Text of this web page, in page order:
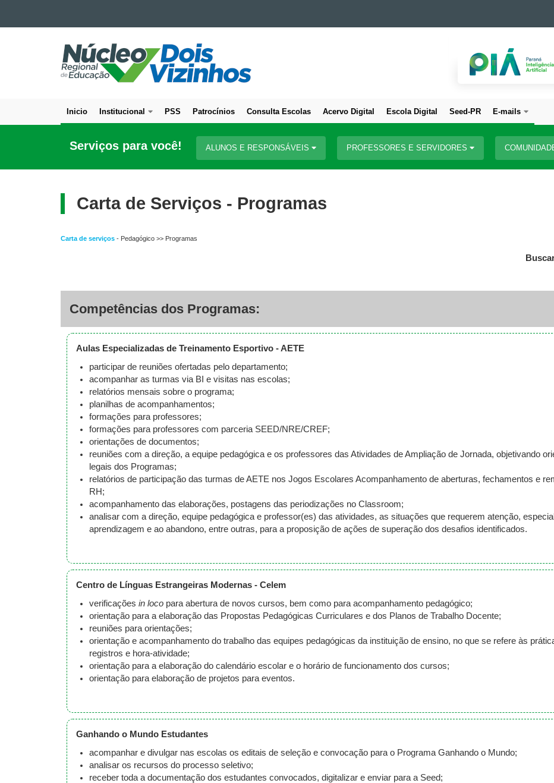
Ir para a navegação
Ir para a busca
NÚCLEO
REGIONAL
DE
DOIS
Navegação
principal
Inicio Institucional PSS Patrocínios Consulta Escolas Acervo Digital Escola Digital Seed-PR E-mails
Serviços para você! ALUNOS E RESPONSÁVEIS PROFESSORES E SERVIDORES
Carta de Serviços - Programas
Carta de serviços - Pedagógico >> Programas
Competências dos Programas:
Aulas Especializadas de Treinamento Esportivo - AETE
participar de reuniões ofertadas pelo departamento;
acompanhar as turmas via BI e visitas nas escolas;
relatórios mensais sobre o programa;
planilhas de acompanhamentos;
formações para professores;
formações para professores com parceria SEED/NRE/CREF;
orientações de documentos;
reuniões com a direção, a equipe pedagógica e os professores das Atividades de Ampliação de Jornada, objetivando
legais dos Programas;
relatórios de participação das turmas de AETE nos Jogos Escolares Acompanhamento de aberturas, fechamentos e
RH;
acompanhamento das elaborações, postagens das periodizações no Classroom;
analisar com a direção, equipe pedagógica e professor(es) das atividades, as situações que requerem atenção,
aprendizagem e ao abandono, entre outras, para a proposição de ações de superação dos desafios identificados.
Centro de Línguas Estrangeiras Modernas - Celem
verificaçõesin loco para abertura de novos cursos, bem como para acompanhamento pedagógico;
orientação para a elaboração das Propostas Pedagógicas Curriculares e dos Planos de Trabalho Docente;
reuniões para orientações;
orientação e acompanhamento do trabalho das equipes pedagógicas da instituição de ensino, no que se refere às
registros e hora-atividade;
orientação para a elaboração do calendário escolar e o horário de funcionamento dos cursos;
orientação para elaboração de projetos para eventos.
Ganhando o Mundo Estudantes
acompanhar e divulgar nas escolas os editais de seleção e convocação para o Programa Ganhando o Mundo;
analisar os recursos do processo seletivo;
receber toda a documentação dos estudantes convocados, digitalizar e enviar para a Seed;